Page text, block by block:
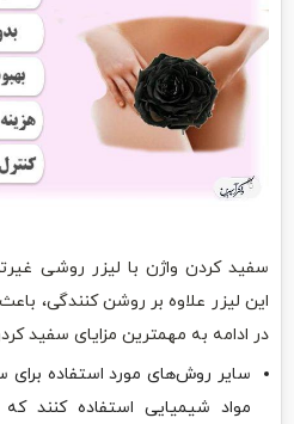
سفید کردن واژن با لیزر روشی
این لیزر علاوه بر روشن کنندگی،
در ادامه به مهمترین مزایای سفید
سایر روش‌های مورد استفاده
مواد شیمیایی استفاده کنند